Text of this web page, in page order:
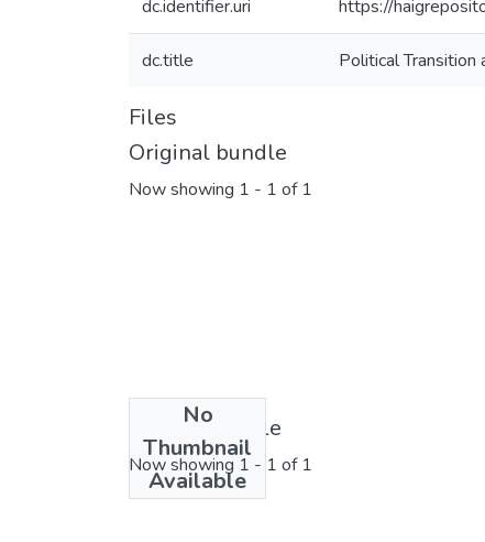
dc.identifier.uri https://
dc.title Political
Files
Original bundle
Now showing 1 - 1 of 1
No
Thumbnail
Available
License bundle
Now showing 1 - 1 of 1